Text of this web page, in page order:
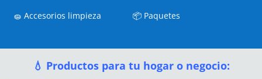
🧽Accesorios limpieza
📦 Paquetes
💧 Productos para tu hogar o negocio: